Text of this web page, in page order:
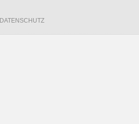
DATENSCHUTZ